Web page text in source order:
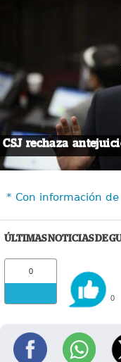
CSJ rechaza
* Con información de
ÚLTIMAS NOTICIAS DE
0
0